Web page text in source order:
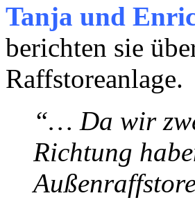
Tanja und
berichten sie
Raffstoreanlage.
“… Da wir
Richtung